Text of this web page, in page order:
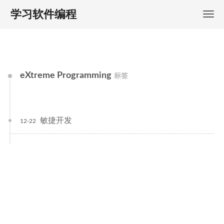
学习软件编程
eXtreme Programming 标签
敏捷开发
12-22